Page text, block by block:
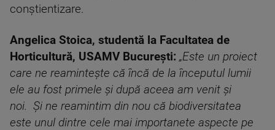
conștientizare.
Angelica Stoica, studentă la Facultatea de
Horticultură, USAMV București: „Este un proiect
care ne reamintește că încă de la începutul lumii
ele au fost primele și după aceea am venit și
noi. Și ne reamintim din nou că biodiversitatea
este unul dintre cele mai importanete aspecte pe